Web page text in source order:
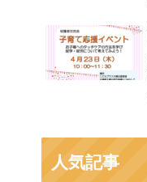
人気記事